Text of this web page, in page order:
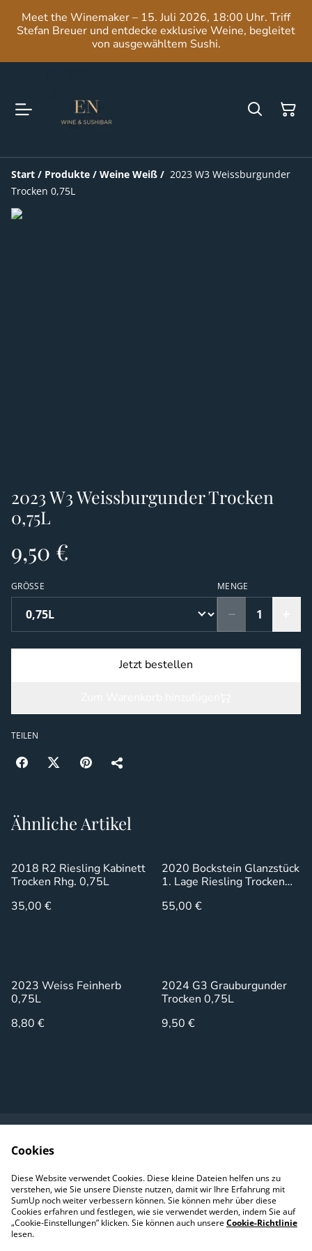
Meet the Winemaker – 15. Juli 2026, 18:00 Uhr. Triff
Stefan Breuer und entdecke exklusive Weine, begleitet
von ausgewähltem Sushi.
Start / Produkte / Weine Weiß / 2023 W3 Weissburgunder
Trocken 0,75L
2023 W3 Weissburgunder Trocken
0,75L
9,50 €
GRÖSSE MENGE
Jetzt bestellen
TEILEN
Ähnliche Artikel
2018 R2 Riesling Kabinett
Trocken Rhg. 0,75L
35,00 €
2020 Bockstein Glanzstück
1. Lage Riesling Trocken
55,00 €
2023 Weiss Feinherb
0,75L
8,80 €
2024 G3 Grauburgunder
Trocken 0,75L
9,50 €
Kontaktieren Sie uns
Impressum
Cookie-Richtlinie
DSGVO
Cookies
Diese Website verwendet Cookies. Diese kleine Dateien helfen uns zu
verstehen, wie Sie unsere Dienste nutzen, damit wir Ihre Erfahrung mit
SumUp noch weiter verbessern können. Sie können mehr über diese
Cookies erfahren und festlegen, wie sie verwendet werden, indem Sie auf
„Cookie-Einstellungen” klicken. Sie können auch unsereCookie-Richtlinie
lesen.